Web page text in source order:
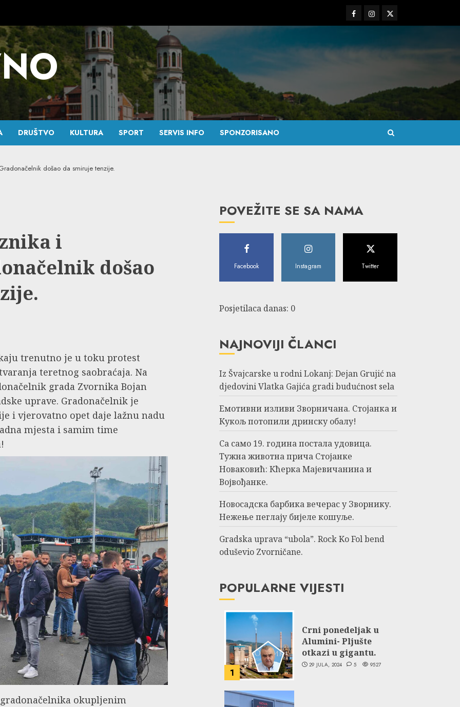
FacebookInstagram
Twitter
DRUŠTVO KULTURA SPORT SERVIS INFO SPONZORISANO
došao da smiruje tenzije.
i
došao
trenutno je u toku protest
teretnog saobraćaja. Na
grada Zvornika Bojan
uprave. Gradonačelnik je
i vjerovatno opet daje lažnu nadu
mjesta i samim time
okupljenim
POVEŽITE SE SA NAMA
Facebook Instagram Twitter
Posjetilaca danas: 0
NAJNOVIJI ČLANCI
Iz Švajcarske u rodni Lokanj: Dejan Grujić na
djedovini Vlatka Gajića gradi budućnost sela
Емотивни изливи Зворничана. Стојанка и
Кукољ потопили дринску обалу!
Са само 19. година постала удовица.
Тужна животна прича Стојанке
Новаковић: Кћерка Мајевичанина и
Војвођанке.
Новосадска барбика вечерас у Зворнику.
Нежење пеглају бијеле кошуље.
Gradska uprava “ubola”. Rock Ko Fol bend
oduševio Zvorničane.
POPULARNE VIJESTI
1
Crni ponedeljak u
Alumini- Pljušte
otkazi u gigantu.
29 JULA, 2024 5 9527